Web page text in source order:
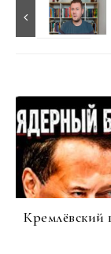
Кремлёвский